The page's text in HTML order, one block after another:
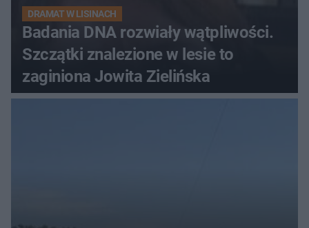
DRAMAT W LISINACH
Badania DNA rozwiały wątpliwości.
Szczątki znalezione w lesie to
zaginiona Jowita Zielińska